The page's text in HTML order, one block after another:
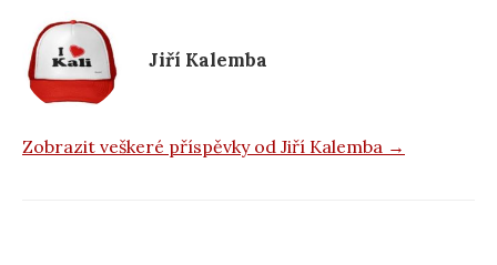
o
k Jiří Kalemba
Zobrazit veškeré příspěvky od Jiří Kalemba →